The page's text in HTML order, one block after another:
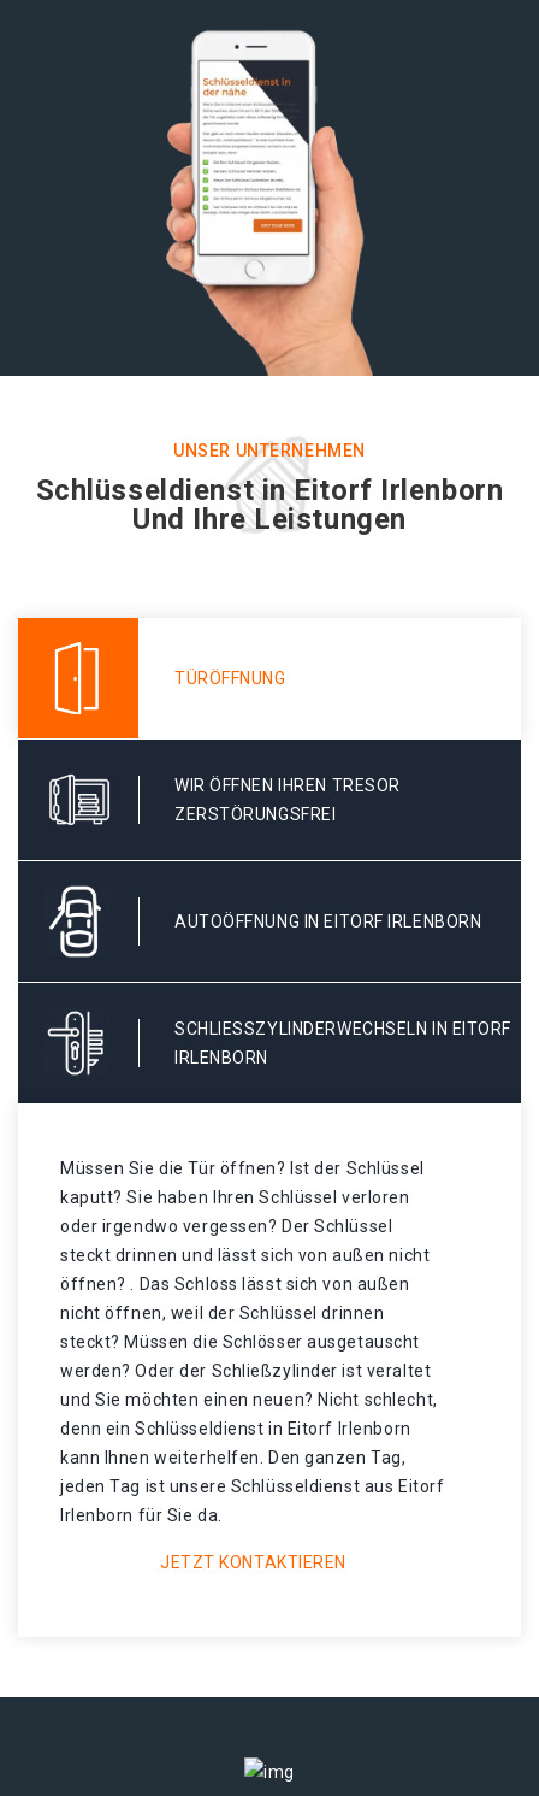
UNSER UNTERNEHMEN
Schlüsseldienst in Eitorf Irlenborn
Und Ihre Leistungen
TÜRÖFFNUNG
WIR ÖFFNEN IHREN TRESOR
ZERSTÖRUNGSFREI
AUTOÖFFNUNG IN EITORF IRLENBORN
SCHLIESSZYLINDERWECHSELN IN EITORF I
RLENBORN
Müssen Sie die Tür öffnen? Ist der Schlüssel
kaputt? Sie haben Ihren Schlüssel verloren
oder irgendwo vergessen? Der Schlüssel
steckt drinnen und lässt sich von außen nicht
öffnen? . Das Schloss lässt sich von außen
nicht öffnen, weil der Schlüssel drinnen
steckt? Müssen die Schlösser ausgetauscht
werden? Oder der Schließzylinder ist veraltet
und Sie möchten einen neuen? Nicht schlecht,
denn ein Schlüsseldienst in Eitorf Irlenborn
kann Ihnen weiterhelfen. Den ganzen Tag,
jeden Tag ist unsere Schlüsseldienst aus Eitorf
Irlenborn für Sie da.
JETZT KONTAKTIEREN